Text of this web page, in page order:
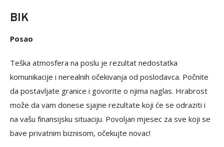
BIK
Posao
Teška atmosfera na poslu je rezultat nedostatka
komunikacije i nerealnih očekivanja od poslodavca. Počnite
da postavljate granice i govorite o njima naglas. Hrabrost
može da vam donese sjajne rezultate koji će se odraziti i
na vašu finansijsku situaciju. Povoljan mjesec za sve koji se
bave privatnim biznisom, očekujte novac!